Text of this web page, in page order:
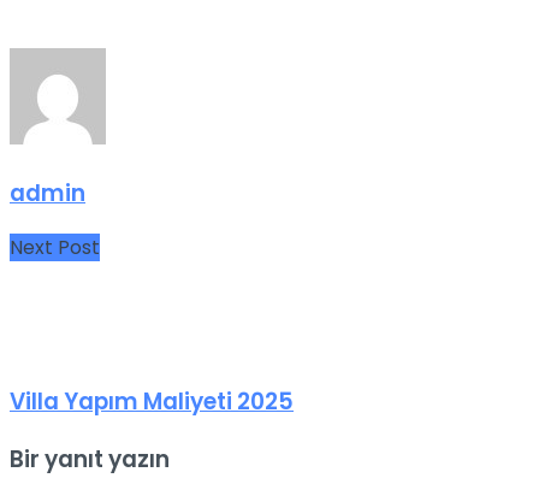
admin
Next Post
Villa Yapım Maliyeti 2025
Bir yanıt yazın